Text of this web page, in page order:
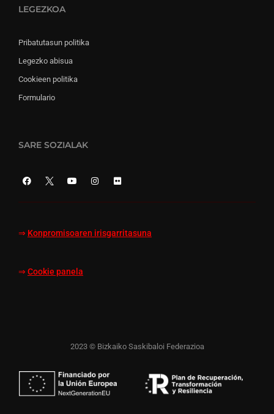
LEGEZKOA
Pribatutasun politika
Legezko abisua
Cookieen politika
Formulario
SARE SOZIALAK
⇒ Konpromisoaren irisgarritasuna
⇒ Cookie panela
2023 © Bizkaiko Saskibaloi Federazioa